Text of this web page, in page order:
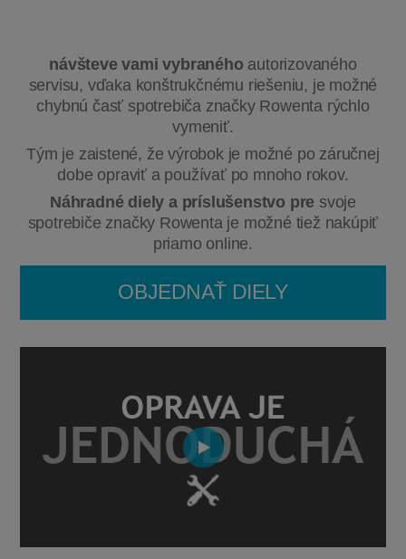
návšteve vami vybraného autorizovaného
servisu, vďaka konštrukčnému riešeniu, je možné
chybnú časť spotrebiča značky Rowenta rýchlo
vymeniť.
Tým je zaistené, že výrobok je možné po záručnej
dobe opraviť a používať po mnoho rokov.
Náhradné diely a príslušenstvo pre svoje
spotrebiče značky Rowenta je možné tiež nakúpiť
priamo online.
OBJEDNAŤ DIELY